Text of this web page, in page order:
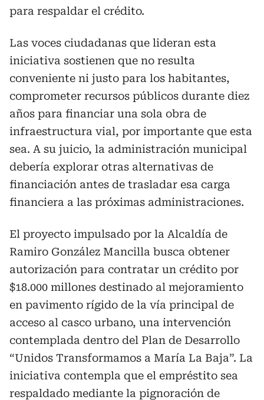
para respaldar el crédito.
Las voces ciudadanas que lideran esta
iniciativa sostienen que no resulta
conveniente ni justo para los habitantes,
comprometer recursos públicos durante diez
años para financiar una sola obra de
infraestructura vial, por importante que esta
sea. A su juicio, la administración municipal
debería explorar otras alternativas de
financiación antes de trasladar esa carga
financiera a las próximas administraciones.
El proyecto impulsado por la Alcaldía de
Ramiro González Mancilla busca obtener
autorización para contratar un crédito por
$18.000 millones destinado al mejoramiento
en pavimento rígido de la vía principal de
acceso al casco urbano, una intervención
contemplada dentro del Plan de Desarrollo
“Unidos Transformamos a María La Baja”. La
iniciativa contempla que el empréstito sea
respaldado mediante la pignoración de